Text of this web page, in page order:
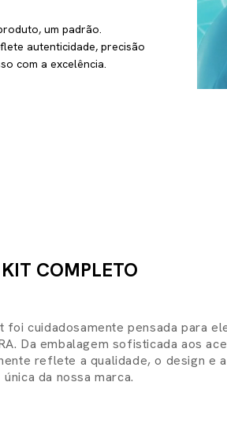
um padrão.
autenticidade, precisão
com a excelência.
KIT COMPLETO
foi cuidadosamente pensada para
Da embalagem sofisticada aos
reflete a qualidade, o design e
única da nossa marca.